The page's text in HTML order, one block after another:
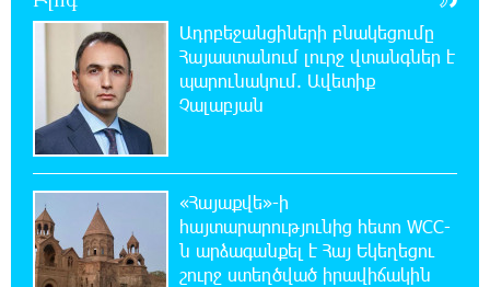
հնարավորությունները
20:33:21 8-08-2026
Հրդեհի ահազանգ Սայաթ-Նովա
պողոտայում. շենքից տարհանվել է 5
բնակիչ
20:14:36 8-08-2026
Ճապոնական Յակիշիմե կերամիկայի
ցուցահանդեսը երկարաձգվել է մինչև
օգոստոսի 30-ը
Ադրբեջանցիների բնակեցումը
Հայաստանում լուրջ վտանգներ է
պարունակում. Ավետիք
Չալաբյան
«Հայաքվե»-ի
հայտարարությունից հետո WCC-
ն արձագանքել է Հայ Եկեղեցու
շուրջ ստեղծված իրավիճակին